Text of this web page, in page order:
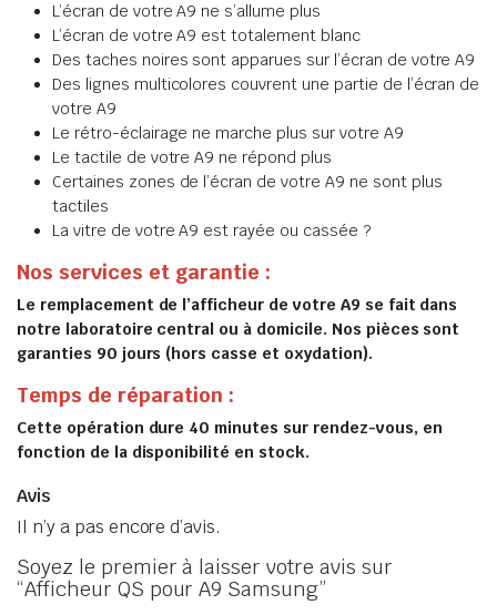
L’écran de votre A9 ne s’allume plus
L’écran de votre A9 est totalement blanc
Des taches noires sont apparues sur l’écran de votre A9
Des lignes multicolores couvrent une partie de l’écran de
votre A9
Le rétro-éclairage ne marche plus sur votre A9
Le tactile de votre A9 ne répond plus
Certaines zones de l’écran de votre A9 ne sont plus
tactiles
La vitre de votre A9 est rayée ou cassée ?
Nos services et garantie :
Le remplacement de l’afficheur de votre A9 se fait dans
notre laboratoire central ou à domicile. Nos pièces sont
garanties 90 jours (hors casse et oxydation).
Temps de réparation :
Cette opération dure 40 minutes sur rendez-vous, en
fonction de la disponibilité en stock.
Avis
Il n’y a pas encore d’avis.
Soyez le premier à laisser votre avis sur
“Afficheur QS pour A9 Samsung”